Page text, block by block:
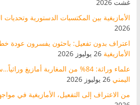
غشت 2026
الأمازيغية بين المكتسبات الدستورية وتحديات
2026
اعتراف بدون تفعيل: باحثون يفسرون عودة
الأمازيغية 26 يوليوز 2026
علماء وراثة: 84% من المغاربة
اليمني 26 يوليوز 2026
من الاعتراف إلى التفعيل، الأمازيغية في